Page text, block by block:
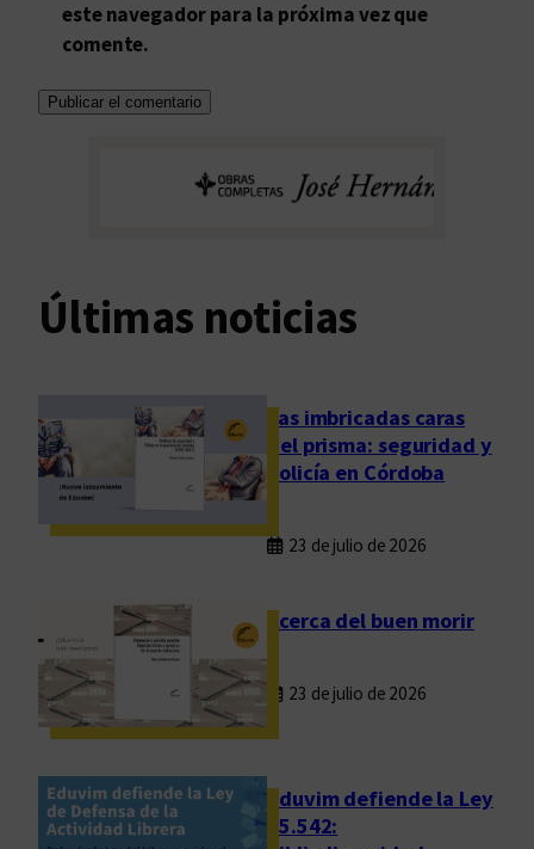
este navegador para la próxima vez que
comente.
Últimas noticias
Las imbricadas caras
del prisma: seguridad y
policía en Córdoba
23 de julio de 2026
Acerca del buen morir
23 de julio de 2026
Eduvim defiende la Ley
25.542: